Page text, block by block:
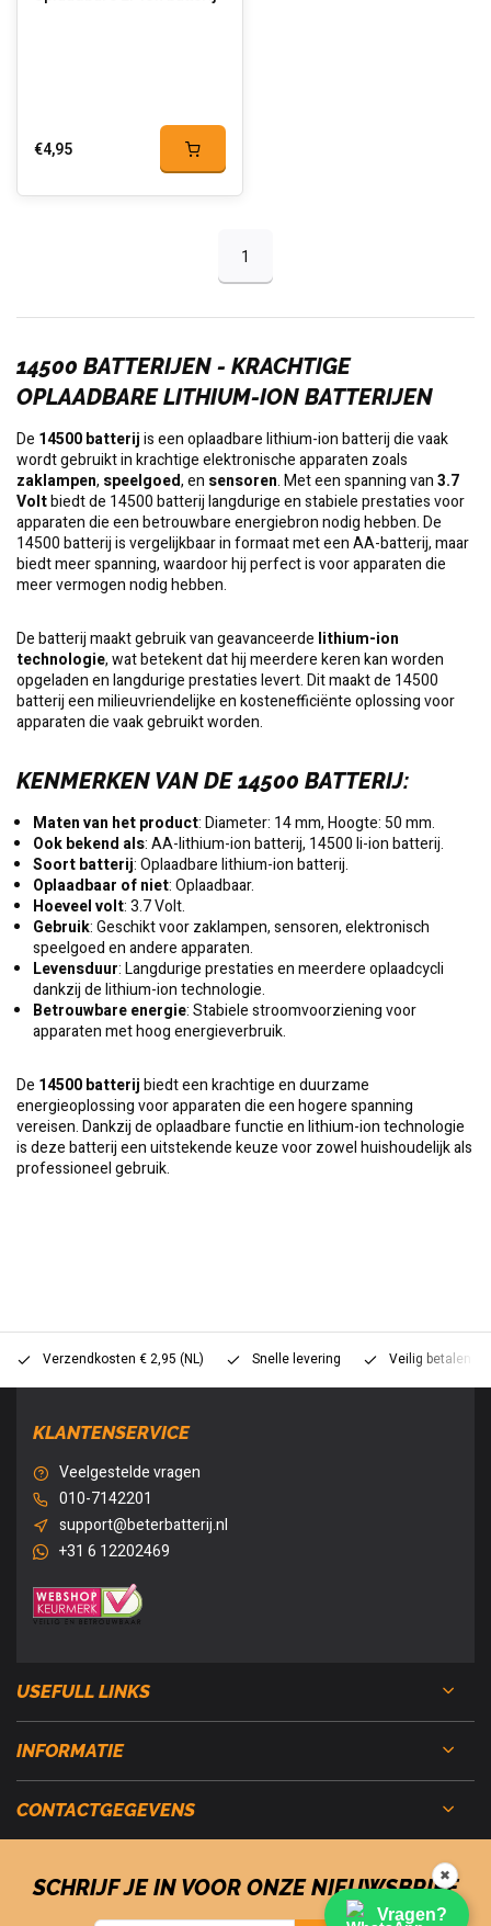
€4,95
1
14500 BATTERIJEN - KRACHTIGE
OPLAADBARE LITHIUM-ION BATTERIJEN
De 14500 batterijis een oplaadbare lithium-ion batterij die vaak
wordt gebruikt in krachtige elektronische apparaten zoals
zaklampen, speelgoed, en sensoren. Met een spanning van3.7
Voltbiedt de 14500 batterij langdurige en stabiele prestaties voor
apparaten die een betrouwbare energiebron nodig hebben. De
14500 batterij is vergelijkbaar in formaat met een AA-batterij, maar
biedt meer spanning, waardoor hij perfect is voor apparaten die
meer vermogen nodig hebben.
De batterij maakt gebruik van geavanceerde lithium-ion
technologie, wat betekent dat hij meerdere keren kan worden
opgeladen en langdurige prestaties levert. Dit maakt de 14500
batterij een milieuvriendelijke en kostenefficiënte oplossing voor
apparaten die vaak gebruikt worden.
KENMERKEN VAN DE 14500 BATTERIJ:
Maten van het product: Diameter: 14 mm, Hoogte: 50 mm.
Ook bekend als: AA-lithium-ion batterij, 14500 li-ion batterij.
Soort batterij: Oplaadbare lithium-ion batterij.
Oplaadbaar of niet: Oplaadbaar.
Hoeveel volt: 3.7 Volt.
Gebruik: Geschikt voor zaklampen, sensoren, elektronisch
speelgoed en andere apparaten.
Levensduur: Langdurige prestaties en meerdere oplaadcycli
dankzij de lithium-ion technologie.
Betrouwbare energie: Stabiele stroomvoorziening voor
apparaten met hoog energieverbruik.
De 14500 batterijbiedt een krachtige en duurzame
energieoplossing voor apparaten die een hogere spanning
vereisen. Dankzij de oplaadbare functie en lithium-ion technologie
is deze batterij een uitstekende keuze voor zowel huishoudelijk als
professioneel gebruik.
Verzendkosten € 2,95 (NL) Snelle levering Veilig betalen
KLANTENSERVICE
Veelgestelde vragen
010-7142201
support@beterbatterij.nl
+31 6 12202469
USEFULL LINKS
INFORMATIE
CONTACTGEGEVENS
SCHRIJF JE IN VOOR ONZE NIEUWSBRIEF
✖
Vragen?